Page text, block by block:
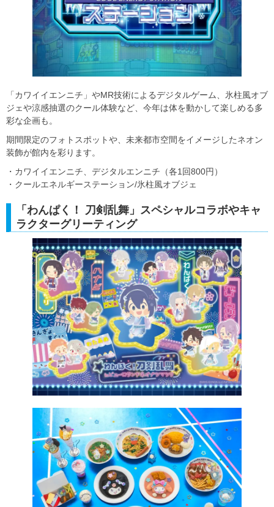
「カワイイエンニチ」やMR技術によるデジタルゲーム、氷柱風オブ
ジェや涼感抽選のクール体験など、今年は体を動かして楽しめる多
彩な企画も。
期間限定のフォトスポットや、未来都市空間をイメージしたネオン
装飾が館内を彩ります。
・カワイイエンニチ、デジタルエンニチ（各1回800円）
・クールエネルギーステーション/氷柱風オブジェ
「わんぱく！ 刀剣乱舞」スペシャルコラボやキャ
ラクターグリーティング